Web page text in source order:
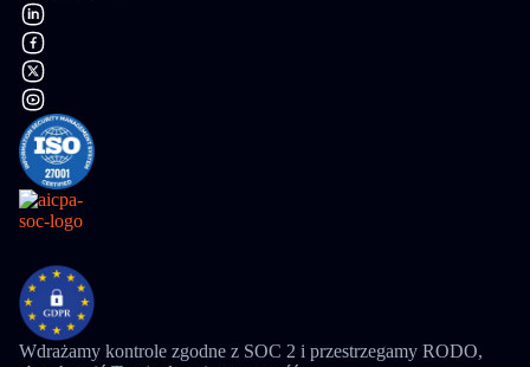
Wdrażamy kontrole zgodne z SOC 2 i przestrzegamy RODO,